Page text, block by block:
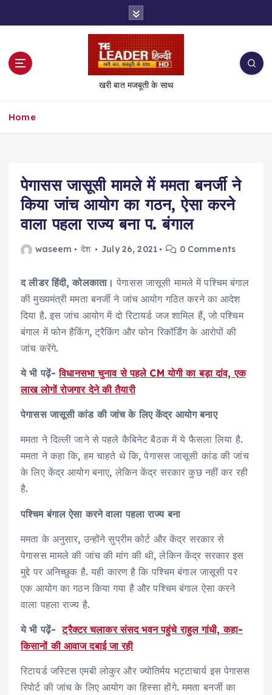
t
खरी बात मजबूती के साथ
Home
पेगासस जासूसी मामले में ममता बनर्जी ने
किया जांच आयोग का गठन, ऐसा करने
वाला पहला राज्य बना प. बंगाल
waseem देश July 26, 2021 0 Comments
द लीडर हिंदी, कोलकाता। पेगासस जासूसी मामले में पश्चिम बंगाल
की मुख्यमंत्री ममता बनर्जी ने जांच आयोग गठित करने का आदेश
दिया है. इस जांच आयोग में दो रिटायर्ड जज शामिल हैं, जो पश्चिम
बंगाल में फोन हैकिंग, ट्रैकिंग और फोन रिकॉर्डिंग के आरोपों की
जांच करेंगे.
ये भी पढ़ें-विधानसभा चुनाव से पहले CM योगी का बड़ा दांव, एक
लाख लोगों रोजगार देने की तैयारी
पेगासस जासूसी कांड की जांच के लिए केंद्र आयोग बनाए
ममता ने दिल्ली जाने से पहले कैबिनेट बैठक में ये फैसला लिया है.
ममता ने कहा कि, हम चाहते थे कि, पेगासस जासूसी कांड की जांच
के लिए केंद्र आयोग बनाए, लेकिन केंद्र सरकार कुछ नहीं कर रही
है.
पश्चिम बंगाल ऐसा करने वाला पहला राज्य बना
ममता के अनुसार, उन्होंने सुप्रीम कोर्ट और केंद्र सरकार से
पेगासस मामले की जांच की मांग की थी, लेकिन केंद्र सरकार इस
मुद्दे पर अनिच्छुक है. यही कारण है कि पश्चिम बंगाल जासूसी पर
एक आयोग का गठन किया गया है और पश्चिम बंगाल ऐसा करने
वाला पहला राज्य है.
ये भी पढ़ें-ट्रैक्टर चलाकर संसद भवन पहुंचे राहुल गांधी, कहा-
किसानों की आवाज दबाई जा रही
रिटायर्ड जस्टिस एमबी लोकुर और ज्योतिर्मय भट्टाचार्य इस पेगासस
रिपोर्ट की जांच के लिए आयोग का हिस्सा होंगे. ममता बनर्जी का